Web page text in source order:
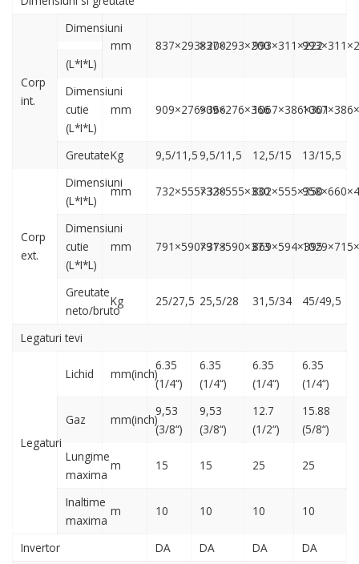
Corp
int.
Dimensiuni
mm
837×293×200837×293×200993×311×222
(L*I*L)
Dimensiuni
cutie
(L*I*L)
mm 909×276×366909×276×3661067×386×301
GreutateKg 9,5/11,59,5/11,5 12,5/15 13/15,5
Corp
ext.
Dimensiuni
(L*I*L)
mm 732×555×330732×555×330802×555×350
Dimensiuni
cutie
(L*I*L)
mm 791×590×373791×590×373869×594×395
Greutate
neto/bruto
Kg 25/27,5 25,5/28 31,5/34 45/49,5
Legaturi tevi
Legaturi
Lichid mm(inch)
6.35
(1/4“)
6.35
(1/4“)
6.35
(1/4“)
6.35
(1/4“)
Gaz mm(inch)
9,53
(3/8“)
9,53
(3/8“)
12.7
(1/2“)
15.88
(5/8“)
Lungime
maxima
m 15 15 25 25
Inaltime
maxima
m 10 10 10 10
Invertor DA DA DA
DA